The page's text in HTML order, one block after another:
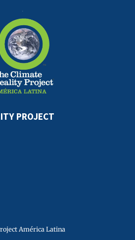
PROJECT
América Latina